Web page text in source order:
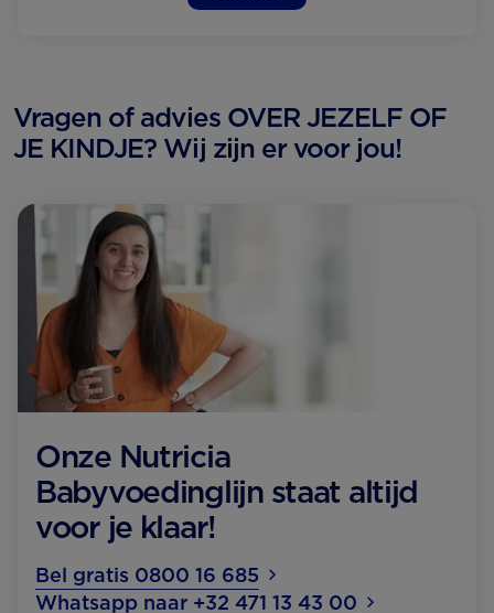
Vragen of advies OVER JEZELF OF
JE KINDJE? Wij zijn er voor jou!
Onze Nutricia
Babyvoedinglijn staat altijd
voor je klaar!
Bel gratis 0800 16 685
Whatsapp naar +32 471 13 43 00